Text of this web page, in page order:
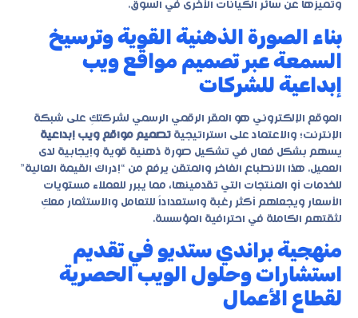
وتميزها عن سائر الكيانات الأخرى في السوق.
بناء الصورة الذهنية القوية وترسيخ
السمعة عبر تصميم مواقع ويب
إبداعية للشركات
الموقع الإلكتروني هو المقر الرقمي الرسمي لشركتكِ على شبكة
الإنترنت؛ والاعتماد على استراتيجية تصميم مواقع ويب إبداعية
يسهم بشكل فعال في تشكيل صورة ذهنية قوية وإيجابية لدى
العميل. هذا الانطباع الفاخر والمتقن يرفع من “إدراك القيمة العالية”
للخدمات أو المنتجات التي تقدمينها، مما يبرر للعملاء مستويات
الأسعار ويجعلهم أكثر رغبة واستعداداً للتعامل والاستثمار معكِ
لثقتهم الكاملة في احترافية المؤسسة.
منهجية براندي ستديو في تقديم
استشارات وحلول الويب الحصرية
لقطاع الأعمال